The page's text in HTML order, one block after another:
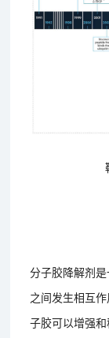
分子胶降解剂
之间发生相互
子胶可以增强